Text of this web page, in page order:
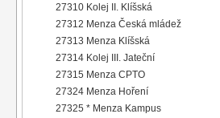
27310 Kolej II. Klíšská
27312 Menza Česká mládež
27313 Menza Klíšská
27314 Kolej III. Jateční
27315 Menza CPTO
27324 Menza Hoření
27325 * Menza Kampus